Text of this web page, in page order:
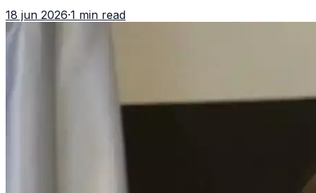
18 jun 2026·1 min read